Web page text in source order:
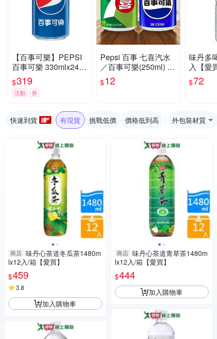
【百事可樂】PEPSI
百事可樂 330mlx24入
(1箱)
$319
活動 券
Pepsi 百事 七喜汽水
／百事可樂(250ml) 款
式可選 味丹【小三美
日】 DS024162 碳酸
$12
味丹多
入【愛
$72
快速到貨 有現貨 挑戰低價 價格低到高 外包裝材質
商店 味丹心茶道冬瓜茶1480m
lx12入/箱【愛買】
$459
3.8
加入購物車
商店 味丹心茶道青草茶1480m
lx12入/箱【愛買】
$444
加入購物車